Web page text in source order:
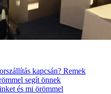
kapcsán? Remek
segít önnek
és mi örömmel